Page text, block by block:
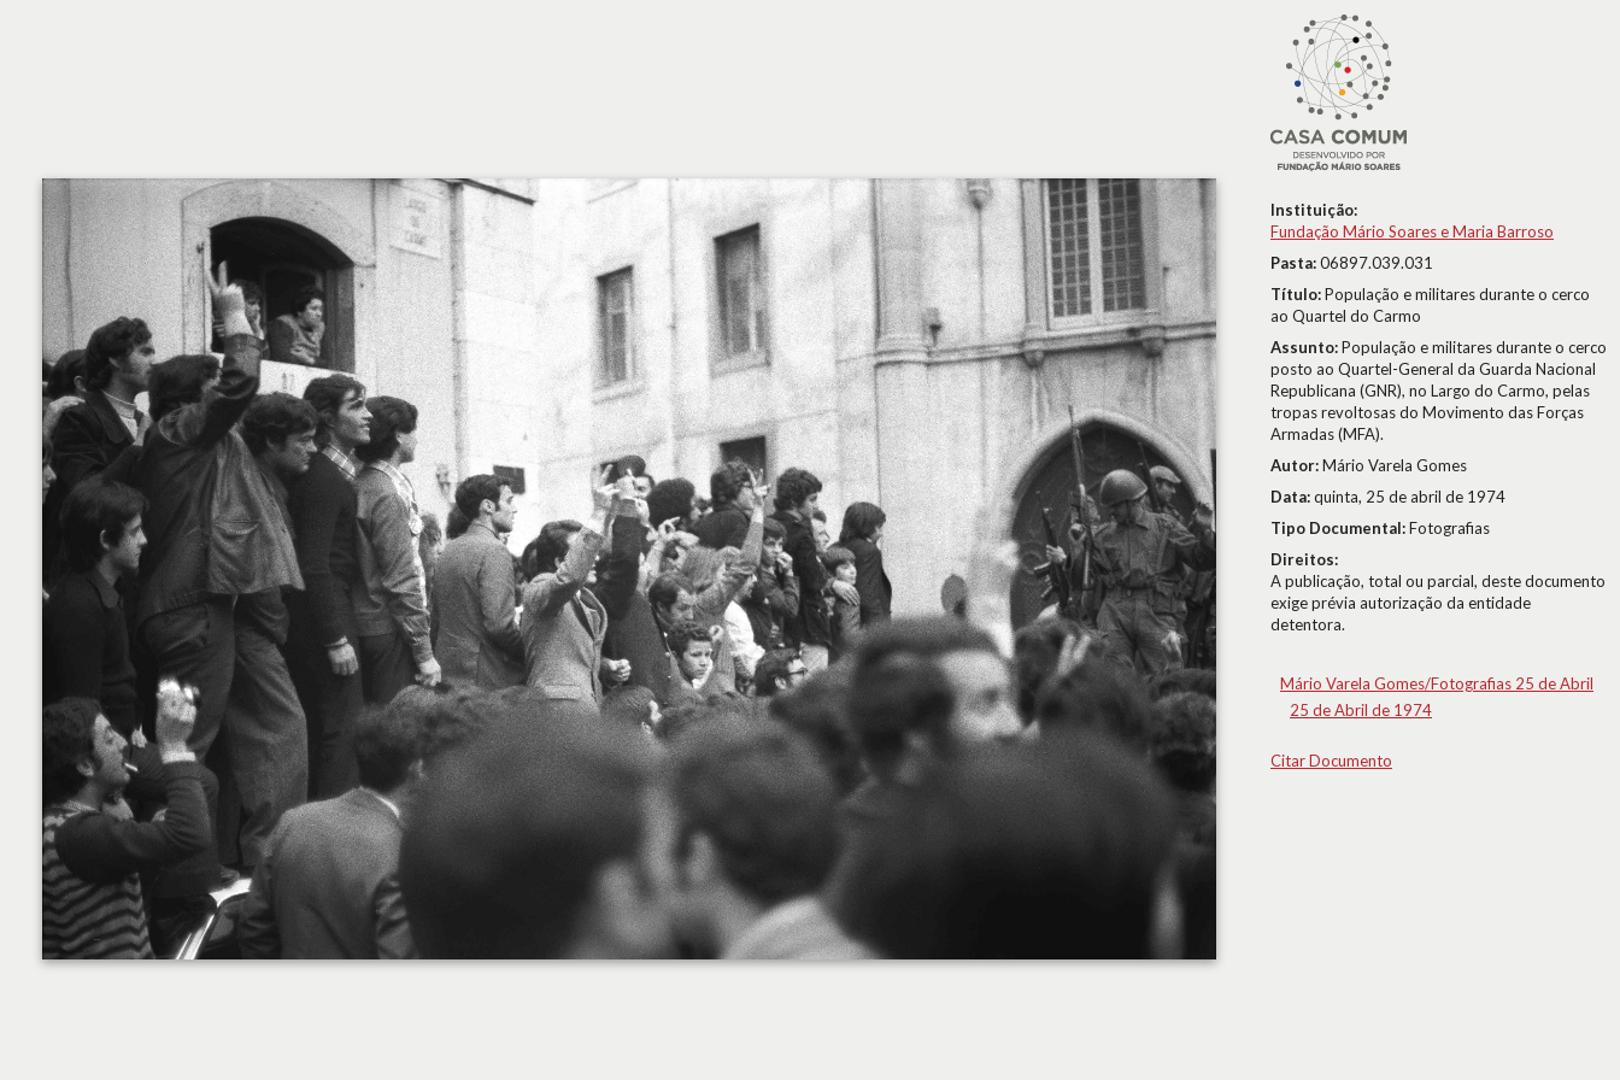
Instituição:
Fundação Mário Soares e Maria Barroso
Pasta:06897.039.031
Título:População e militares durante o cerco
ao Quartel do Carmo
Assunto:População e militares durante o cerco
posto ao Quartel-General da Guarda Nacional
Republicana (GNR), no Largo do Carmo, pelas
tropas revoltosas do Movimento das Forças
Armadas (MFA).
Autor:Mário Varela Gomes
Data:quinta, 25 de abril de 1974
Tipo Documental:Fotografias
Direitos:
A publicação, total ou parcial, deste documento
exige prévia autorização da entidade
detentora.
Mário Varela Gomes/Fotografias 25 de Abril
25 de Abril de 1974
Citar Documento